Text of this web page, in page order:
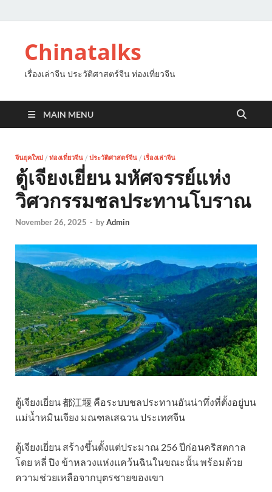
Chinatalks
เรื่องเล่าจีน ประวัติศาสตร์จีน ท่องเที่ยวจีน
MAIN MENU
จีนยุคใหม่ / ท่องเที่ยวจีน / ประวัติศาสตร์จีน / เรื่องเล่าจีน
ตู้เจียงเยี่ยน มหัศจรรย์แห่ง
วิศวกรรมชลประทานโบราณ
November 26, 2025 - byAdmin
​ตู้เจียงเยี่ยน 都江堰 คือระบบชลประทานอันน่าทึ่งที่ตั้งอยู่บน
แม่น้ำหมินเจียง มณฑลเสฉวน ประเทศจีน
ตู้เจียงเยี่ยน สร้างขึ้นตั้งแต่ประมาณ 256 ปีก่อนคริสตกาล
โดย หลี่ ปิง ข้าหลวงแห่งแคว้นฉินในขณะนั้น พร้อมด้วย
ความช่วยเหลือจากบุตรชายของเขา